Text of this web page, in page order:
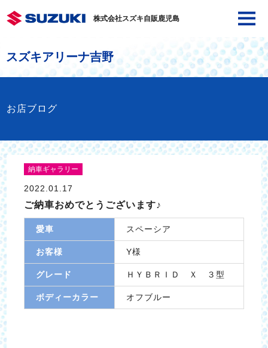
株式会社スズキ自販鹿児島
スズキアリーナ吉野
お店ブログ
納車ギャラリー
2022.01.17
ご納車おめでとうございます♪
愛車 スペーシア
お客様 Y様
グレード ＨＹＢＲＩＤ Ｘ ３型
ボディーカラー オフブルー